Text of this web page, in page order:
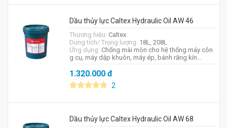
Dầu thủy lực Caltex Hydraulic Oil AW 46
Thương hiệu: Caltex
Dung tích/ Trọng lượng: 18L, 208L
Ứng dụng: Chống mài mòn cho hệ thống máy côn
g cụ, máy dập khuôn, máy ép, bánh răng kín...
1.320.000đ
2
Dầu thủy lực Caltex Hydraulic Oil AW 68